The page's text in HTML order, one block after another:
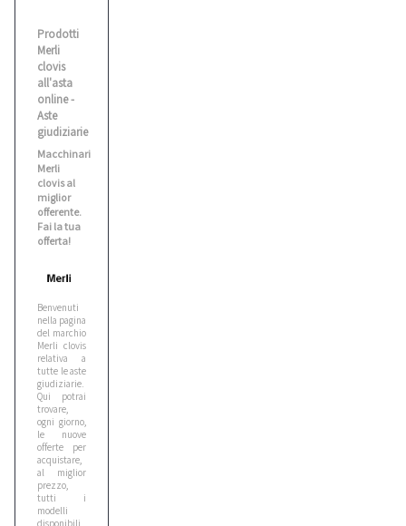
Benati
Bianco
Biesse
Bitelli
10
Bmw
5
Bobcat
1
Prodotti
Merli
clovis
all'asta
online -
Aste
giudiziarie
Macchinari
Merli
clovis al
miglior
offerente.
Fai la tua
offerta!
Benvenuti
nella pagina
del marchio
Merli clovis
relativa a
tutte le aste
giudiziarie.
Qui potrai
trovare,
ogni giorno,
le nuove
offerte per
acquistare,
al miglior
prezzo,
tutti i
modelli
disponibili